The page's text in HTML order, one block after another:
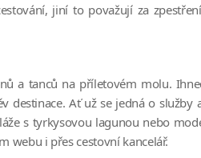
jiní to považují za
a tanců na příletovém molu.
destinace. Ať už se jedná o služby
s tyrkysovou lagunou nebo
webu i přes cestovní kancelář.